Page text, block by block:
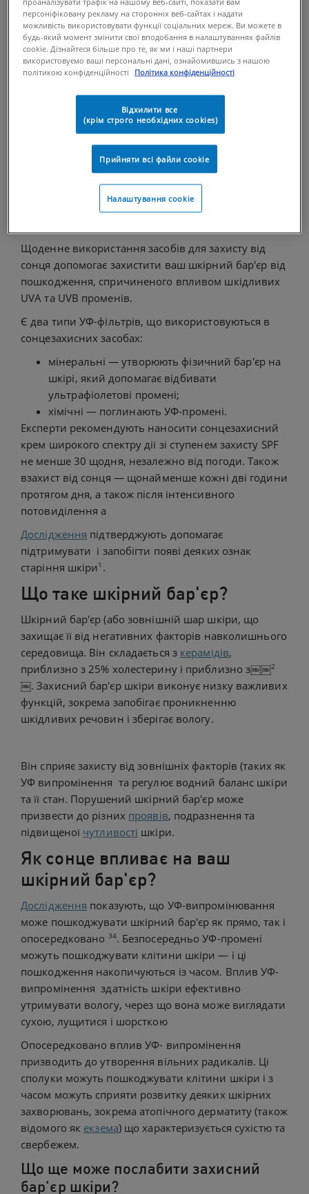
ультрафіолетового випромінення спричинити
сонячні опіки та сухістіь, передчасне старіння або
рак шкіри (у довгостроковому впливі). І всупереч
поширеній думці, нанесення крему з SPF-— це не
догляду за шкірою обличчя
Далі ми докладно розглянемо взаємозв'язок між
сонячними ультрафіолетовими променями та
захисним бар'єром вашої шкіри.
Факти про SPF та шкірний
Щоденне використання засобів для захисту від
сонця допомогає захистити ваш шкірний бар'єр від
пошкодження, спричиненого впливом шкідливих
UVA та UVB променів.
Є два типи УФ-фільтрів, що використовуються в
сонцезахисних засобах:
мінеральні — утворюють фізичний бар'єр на
шкірі, який допомагає відбивати
ультрафіолетові промені;
хімічні — поглинають УФ-промені.
Експерти рекомендують наносити сонцезахисний
крем широкого спектру дії зі ступенем захисту SPF
не менше 30 щодня, незалежно від погоди. Також
взахист від сонця — щонайменше кожні дві години
протягом дня, а також після інтенсивного
потовиділення а
Дослідження підтверджують допомагає
підтримувати і запобігти появі деяких ознак
старіння шкіри1 .
Що таке шкірний бар'єр?
Шкірний бар'єр (або зовнішній шар шкіри, що
захищає її від негативних факторів навколишнього
середовища. Він складається з керамідів,
приблизно з 25% холестерину і приблизно з￼￼2
￼. Захисний бар'єр шкіри виконує низку важливих
функцій, зокрема запобігає проникненню
шкідливих речовин і зберігає вологу.
Він сприяє захисту від зовнішніх факторів (таких як
УФ випромінення та регулює водний баланс шкіри
та її стан. Порушений шкірний бар'єр може
призвести до різних проявів, подразнення та
підвищеної чутливості шкіри.
Як сонце впливає на ваш
шкірний бар'єр?
Дослідження показують, що УФ-випромінювання
може пошкоджувати шкірний бар'єр як прямо, так і
опосередковано 34. Безпосередньо УФ-промені
можуть пошкоджувати клітини шкіри — і ці
пошкодження накопичуються із часом. Вплив УФ-
випромінення здатність шкіри ефективно
утримувати вологу, через що вона може виглядати
сухою, лущитися і шорсткою
Опосередковано вплив УФ- випромінення
призводить до утворення вільних радикалів. Ці
сполуки можуть пошкоджувати клітини шкіри і з
часом можуть сприяти розвитку деяких шкірних
захворювань, зокрема атопічного дерматиту (також
відомого як екзема) що характеризується сухістю та
свербежем.
Що ще може послабити захисний
бар'єр шкіри?
персоніфіковану рекламу на сторонніх веб-сайтах і надати
можливість використовувати функції соціальних мереж. Ви можете в
будь-який момент змінити свої вподобання в налаштуваннях файлів
cookie. Дізнайтеся більше про те, як ми і наші партнери
використовуємо ваші персональні дані, ознайомившись з нашою
політикою конфіденційності
Політика конфіденційності
Відхилити все
(крім строго необхідних cookies)
Прийняти всі файли сookie
Налаштування cookie